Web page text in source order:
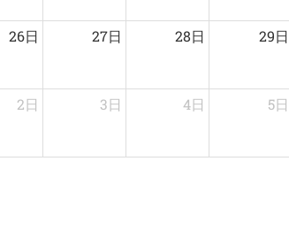
26日 27日 28日 29日
2日 3日 4日 5日